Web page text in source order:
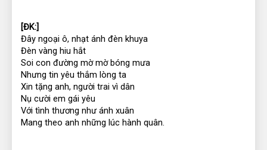
[ĐK:]
Đây ngoại ô, nhạt ánh đèn khuya
Đèn vàng hiu hắt
Soi con đường mờ mờ bóng mưa
Nhưng tin yêu thắm lòng ta
Xin tặng anh, người trai vì dân
Nụ cười em gái yêu
Với tình thương như ánh xuân
Mang theo anh những lúc hành quân.